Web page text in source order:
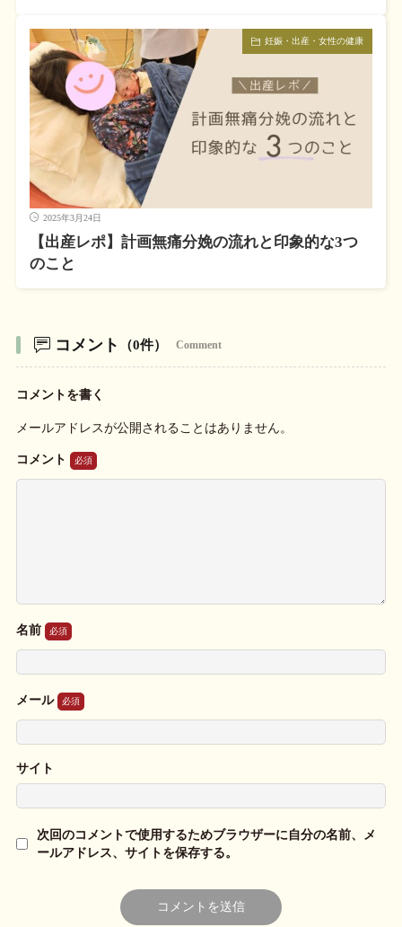
妊娠・出産・女性の健康
2025年3月24日
【出産レポ】計画無痛分娩の流れと印象的な3つ
のこと
コメント （0件） Comment
コメントを書く
メールアドレスが公開されることはありません。
コメント
名前
メール
サイト
次回のコメントで使用するためブラウザーに自分の名前、メ
ールアドレス、サイトを保存する。